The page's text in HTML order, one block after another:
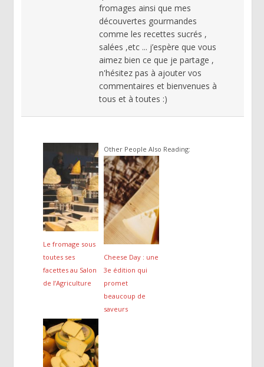
fromages ainsi que mes
découvertes gourmandes
comme les recettes sucrés ,
salées ,etc ... j’espère que vous
aimez bien ce que je partage ,
n'hésitez pas à ajouter vos
commentaires et bienvenues à
tous et à toutes :)
Other People Also Reading:
Le fromage sous
toutes ses
facettes au Salon
de l’Agriculture
Cheese Day : une
3e édition qui
promet
beaucoup de
saveurs